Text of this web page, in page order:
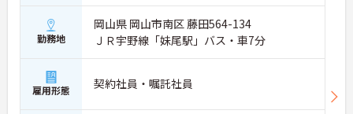
勤務地
岡山県 岡山市南区 藤田564-134
ＪＲ宇野線「妹尾駅」バス・車7分
雇用形態 契約社員・嘱託社員